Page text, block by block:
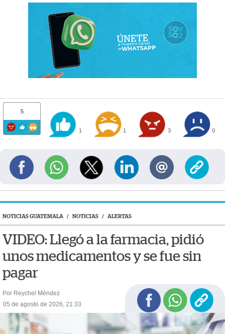
5
1 1 3 0
NOTICIAS GUATEMALA / NOTICIAS / ALERTAS
VIDEO: Llegó a la farmacia, pidió
unos medicamentos y se fue sin
pagar
Por Reychel Méndez
05 de agosto de 2026, 21:33